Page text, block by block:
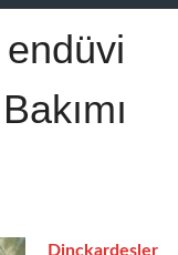
Dinçkardeşler